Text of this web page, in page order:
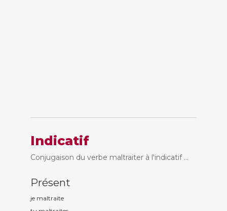
Indicatif
Conjugaison du verbe maltraiter à l'indicatif ...
Présent
je maltraite